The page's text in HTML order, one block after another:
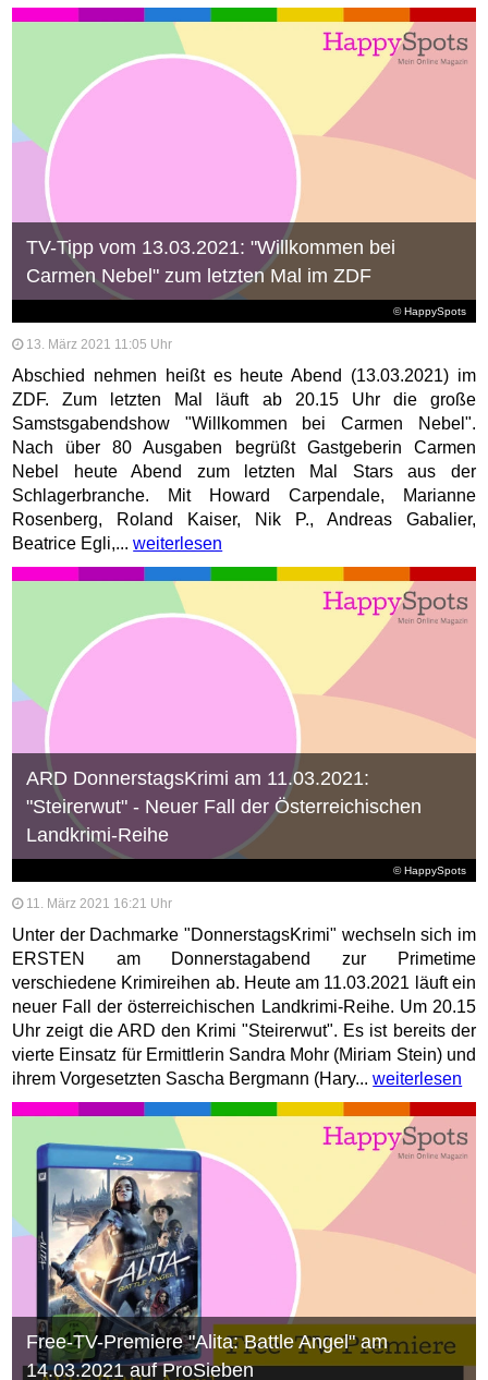
© HappySpots
TV-Tipp vom 13.03.2021: "Willkommen bei
Carmen Nebel" zum letzten Mal im ZDF
13. März 2021 11:05 Uhr
Abschied nehmen heißt es heute Abend (13.03.2021) im
ZDF. Zum letzten Mal läuft ab 20.15 Uhr die große
Samstsgabendshow "Willkommen bei Carmen Nebel".
Nach über 80 Ausgaben begrüßt Gastgeberin Carmen
Nebel heute Abend zum letzten Mal Stars aus der
Schlagerbranche. Mit Howard Carpendale, Marianne
Rosenberg, Roland Kaiser, Nik P., Andreas Gabalier,
Beatrice Egli,...weiterlesen
© HappySpots
ARD DonnerstagsKrimi am 11.03.2021:
"Steirerwut" - Neuer Fall der Österreichischen
Landkrimi-Reihe
11. März 2021 16:21 Uhr
Unter der Dachmarke "DonnerstagsKrimi" wechseln sich im
ERSTEN am Donnerstagabend zur Primetime
verschiedene Krimireihen ab. Heute am 11.03.2021 läuft ein
neuer Fall der österreichischen Landkrimi-Reihe. Um 20.15
Uhr zeigt die ARD den Krimi "Steirerwut". Es ist bereits der
vierte Einsatz für Ermittlerin Sandra Mohr (Miriam Stein) und
ihrem Vorgesetzten Sascha Bergmann (Hary...weiterlesen
Free-TV-Premiere "Alita: Battle Angel" am
14.03.2021 auf ProSieben